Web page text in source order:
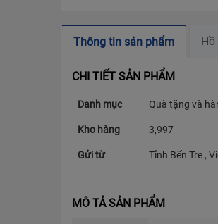
Thông tin sản phẩm
CHI TIẾT SẢN PHẨM
Danh mục Quà tặng và
Kho hàng 3,997
Gửi từ Tỉnh Bến Tre ,
MÔ TẢ SẢN PHẨM